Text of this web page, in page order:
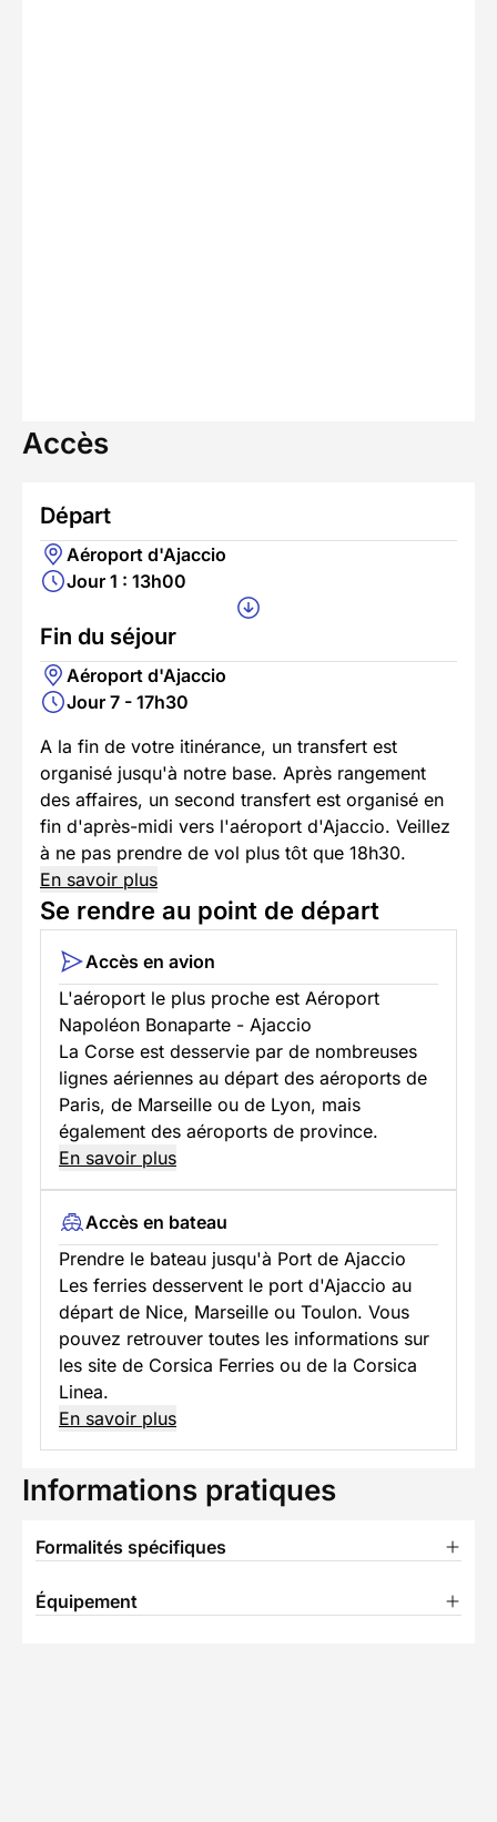
Accès
Départ
Aéroport d'Ajaccio
Jour 1 : 13h00
Fin du séjour
Aéroport d'Ajaccio
Jour 7 - 17h30
A la fin de votre itinérance, un transfert est
organisé jusqu'à notre base. Après rangement
des affaires, un second transfert est organisé en
fin d'après-midi vers l'aéroport d'Ajaccio. Veillez
à ne pas prendre de vol plus tôt que 18h30.
En savoir plus
Se rendre au point de départ
Accès en avion
L'aéroport le plus proche est Aéroport
Napoléon Bonaparte - Ajaccio
La Corse est desservie par de nombreuses
lignes aériennes au départ des aéroports de
Paris, de Marseille ou de Lyon, mais
également des aéroports de province.
En savoir plus
Accès en bateau
Prendre le bateau jusqu'à Port de Ajaccio
Les ferries desservent le port d'Ajaccio au
départ de Nice, Marseille ou Toulon. Vous
pouvez retrouver toutes les informations sur
les site de Corsica Ferries ou de la Corsica
Linea.
En savoir plus
Informations pratiques
Formalités spécifiques
Équipement